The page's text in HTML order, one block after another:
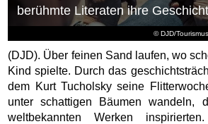
© DJD/
berühmte Literaten ihre
(DJD). Über feinen Sand laufen, wo
Kind spielte. Durch das
dem Kurt Tucholsky seine
unter schattigen Bäumen wandeln,
weltbekannten Werken